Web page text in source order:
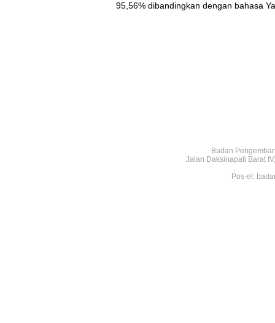
95,56% dibandingkan dengan bahasa
Badan
Jalan Daksinapati Barat
Pos-el: